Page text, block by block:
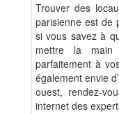
Trouver des
parisienne est de
si vous savez à
mettre la
parfaitement à
également envie
ouest, rendez-
internet des